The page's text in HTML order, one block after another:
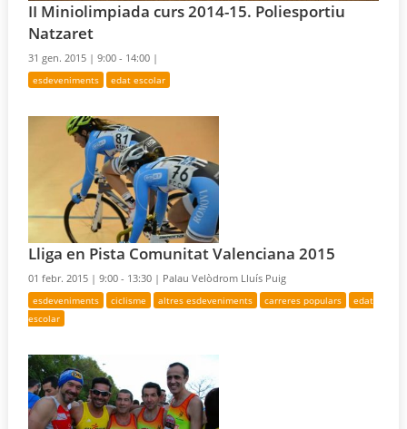
II Miniolimpiada curs 2014-15. Poliesportiu
Natzaret
31 gen. 2015 |9:00 - 14:00 |
esdeveniments edat escolar
Lliga en Pista Comunitat Valenciana 2015
01 febr. 2015 |9:00 - 13:30 | Palau Velòdrom Lluís Puig
esdeveniments ciclisme altres esdeveniments carreres populars
edat
escolar